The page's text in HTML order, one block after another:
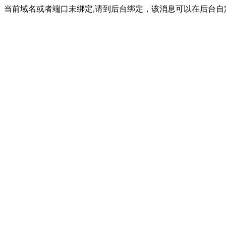
当前域名或者端口未绑定,请到后台绑定，该消息可以在后台自